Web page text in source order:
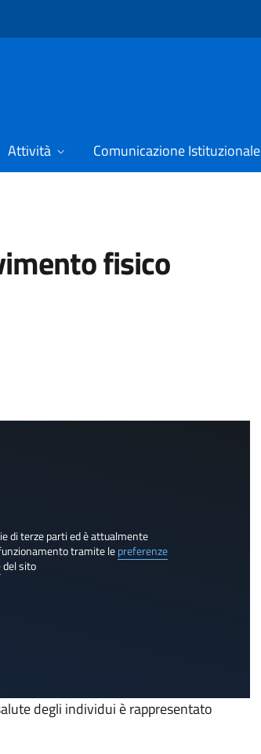
Attività Comunicazione Istituzionale
fisico
di terze parti ed è attualmente
tramite le preferenze
del sito
degli individui è rappresentato